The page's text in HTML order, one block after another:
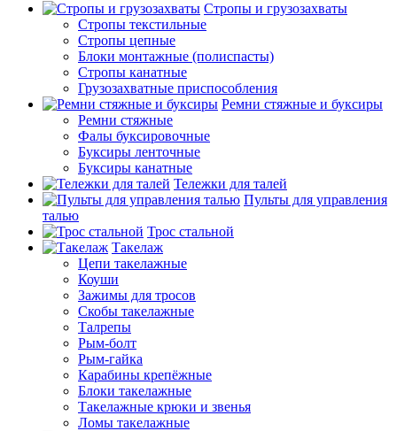
Стропы и грузозахваты
Стропы текстильные
Стропы цепные
Блоки монтажные (полиспасты)
Стропы канатные
Грузозахватные приспособления
Ремни стяжные и буксиры
Ремни стяжные
Фалы буксировочные
Буксиры ленточные
Буксиры канатные
Тележки для талей
Пульты для управления
талью
Трос стальной
Такелаж
Цепи такелажные
Коуши
Зажимы для тросов
Скобы такелажные
Талрепы
Рым-болт
Рым-гайка
Карабины крепёжные
Блоки такелажные
Такелажные крюки и звенья
Ломы такелажные